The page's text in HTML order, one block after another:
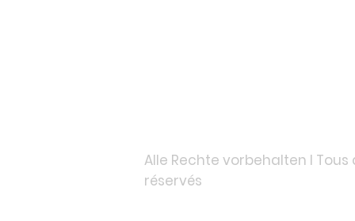
Alle Rechte vorbehalten I Tous
réservés